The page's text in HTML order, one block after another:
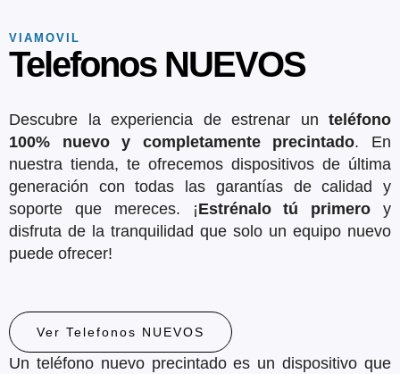
VIAMOVIL
Telefonos NUEVOS
Descubre la experiencia de estrenar un teléfono
100% nuevo y completamente precintado. En
nuestra tienda, te ofrecemos dispositivos de última
generación con todas las garantías de calidad y
soporte que mereces. ¡Estrénalo tú primero y
disfruta de la tranquilidad que solo un equipo nuevo
puede ofrecer!
Ver Telefonos NUEVOS
Un teléfono nuevo precintado es un dispositivo que